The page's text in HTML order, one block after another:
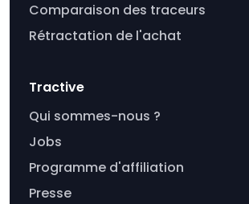
Comparaison des traceurs
Rétractation de l'achat
Tractive
Qui sommes-nous ?
Jobs
Programme d'affiliation
Presse